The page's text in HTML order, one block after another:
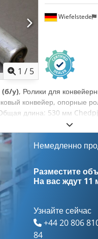
1 / 5
Wiefelstede
(б/у), Ролики для
конвейер, опорные
длина: 530 мм
в наличии - Цена: за
Немедленно
Разместите
На вас ждут 11
Узнайте сейчас
+44 20 806
84